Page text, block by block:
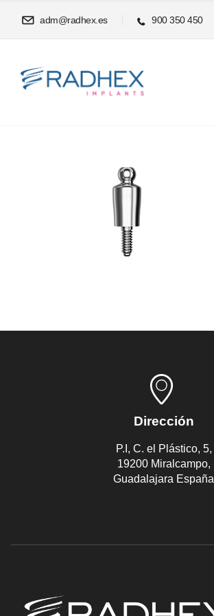
adm@radhex.es 900 350 450
Dirección
P.I, C. el Plástico, 5,
19200 Miralcampo,
Guadalajara España